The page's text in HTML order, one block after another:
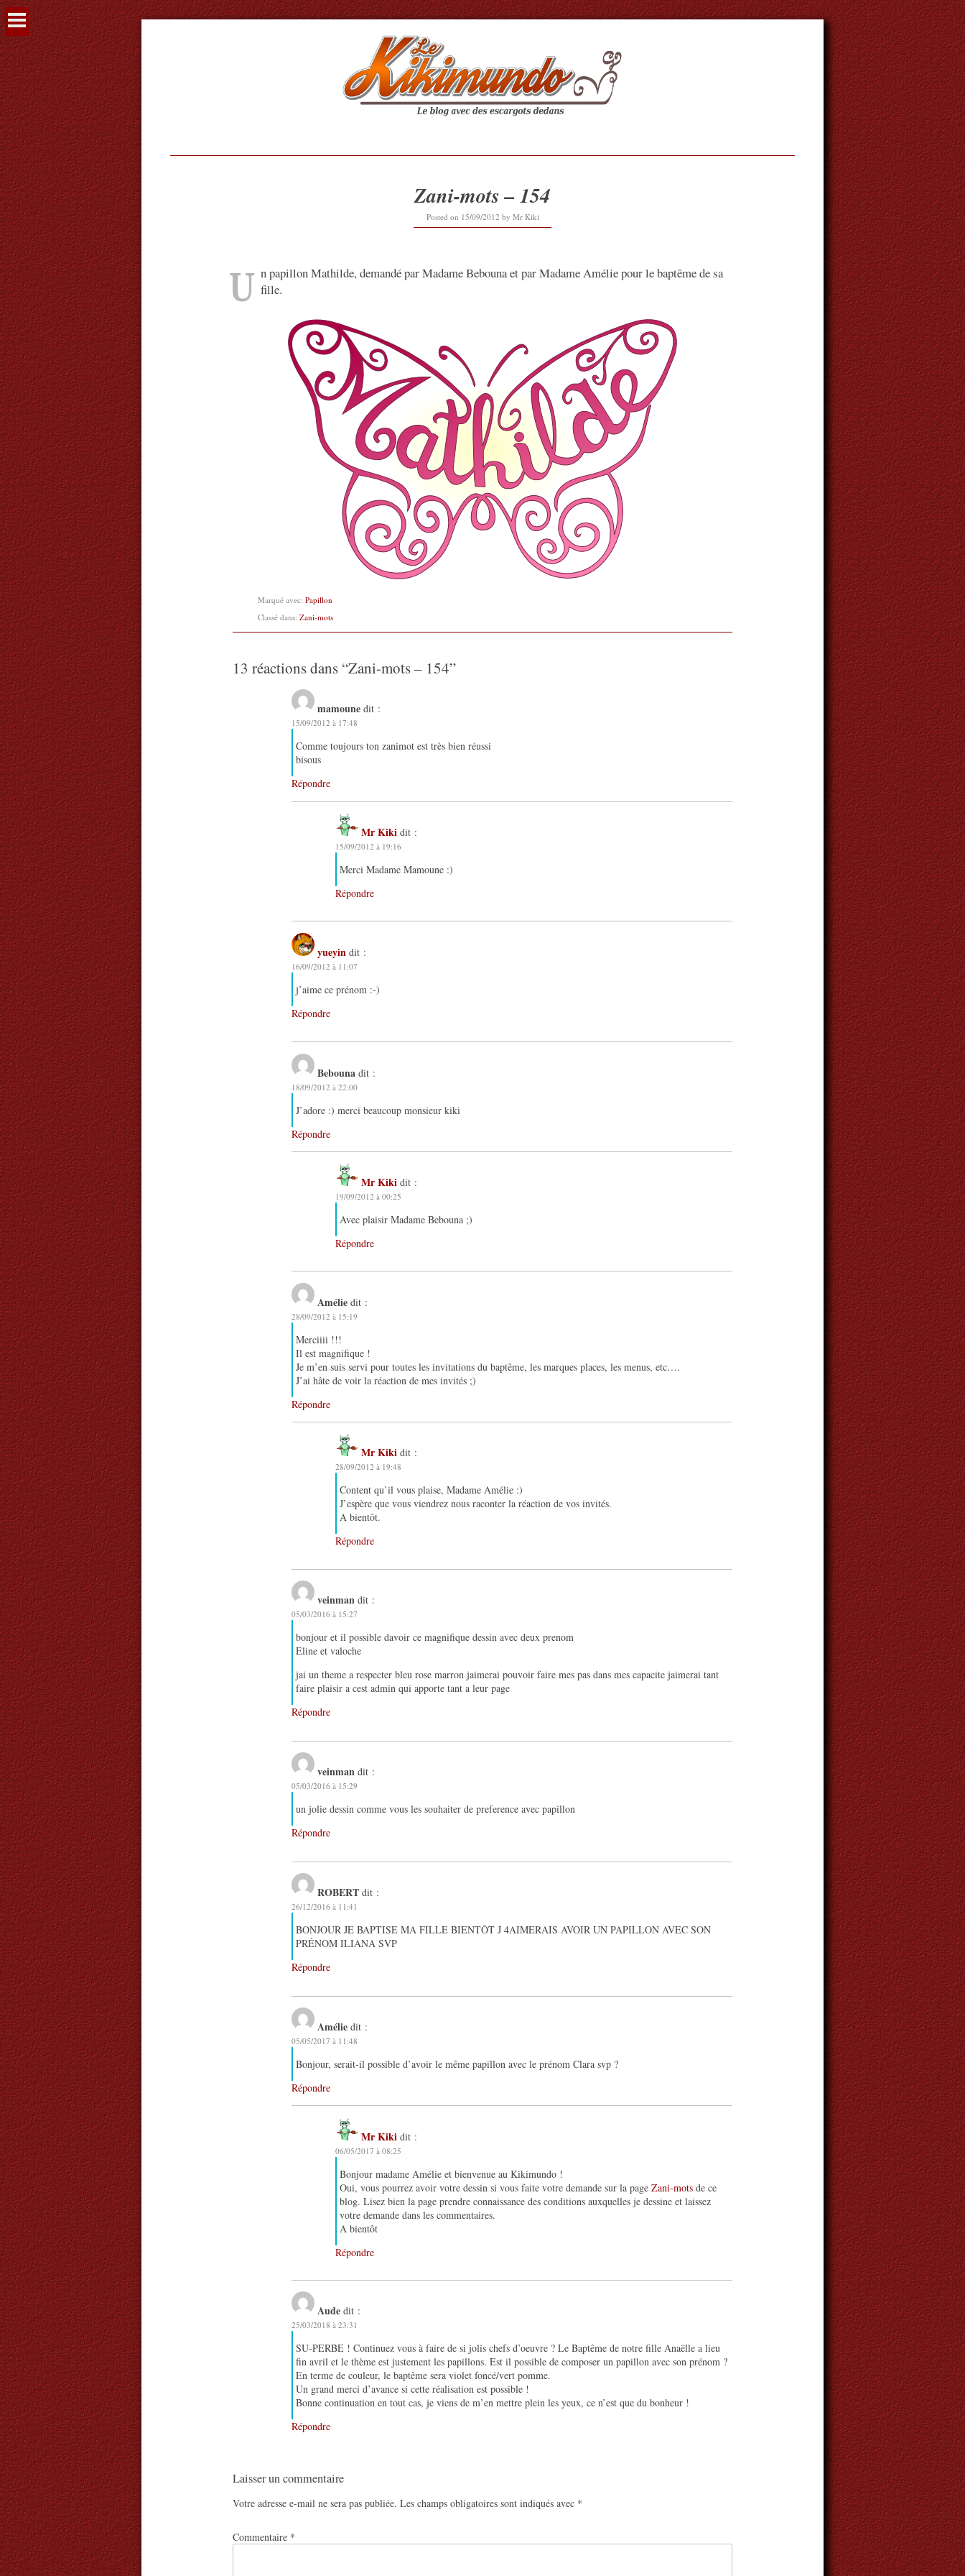
Voir
le
contenu
Zani-mots – 154
Posted on 15/09/201212/09/2019
by Mr Kiki
U n papillon Mathilde, demandé par Madame Bebouna et par Madame Amélie pour le baptême de sa
fille.
Marqué avec: Papillon
Classé dans: Zani-mots
13 réactions dans “Zani-mots – 154”
mamoune dit :
15/09/2012 à 17:48
Comme toujours ton zanimot est très bien réussi
bisous
Répondre
Mr Kiki dit :
15/09/2012 à 19:16
Merci Madame Mamoune :)
Répondre
yueyin dit :
16/09/2012 à 11:07
j’aime ce prénom :-)
Répondre
Bebouna dit :
18/09/2012 à 22:00
J’adore :) merci beaucoup monsieur kiki
Répondre
Mr Kiki dit :
19/09/2012 à 00:25
Avec plaisir Madame Bebouna ;)
Répondre
Amélie dit :
28/09/2012 à 15:19
Merciiii !!!
Il est magnifique !
Je m’en suis servi pour toutes les invitations du baptême, les marques places, les menus, etc….
J’ai hâte de voir la réaction de mes invités ;)
Répondre
Mr Kiki dit :
28/09/2012 à 19:48
Content qu’il vous plaise, Madame Amélie :)
J’espère que vous viendrez nous raconter la réaction de vos invités.
A bientôt.
Répondre
veinman dit :
05/03/2016 à 15:27
bonjour et il possible davoir ce magnifique dessin avec deux prenom
Eline et valoche
jai un theme a respecter bleu rose marron jaimerai pouvoir faire mes pas dans mes capacite jaimerai tant
faire plaisir a cest admin qui apporte tant a leur page
Répondre
veinman dit :
05/03/2016 à 15:29
un jolie dessin comme vous les souhaiter de preference avec papillon
Répondre
ROBERT dit :
26/12/2016 à 11:41
BONJOUR JE BAPTISE MA FILLE BIENTÔT J 4AIMERAIS AVOIR UN PAPILLON AVEC SON
PRÉNOM ILIANA SVP
Répondre
Amélie dit :
05/05/2017 à 11:48
Bonjour, serait-il possible d’avoir le même papillon avec le prénom Clara svp ?
Répondre
Mr Kiki dit :
06/05/2017 à 08:25
Bonjour madame Amélie et bienvenue au Kikimundo !
Oui, vous pourrez avoir votre dessin si vous faite votre demande sur la page Zani-mots de ce
blog. Lisez bien la page prendre connaissance des conditions auxquelles je dessine et laissez
votre demande dans les commentaires.
A bientôt
Répondre
Aude dit :
25/03/2018 à 23:31
SU-PERBE ! Continuez vous à faire de si jolis chefs d’oeuvre ? Le Baptême de notre fille Anaëlle a lieu
fin avril et le thème est justement les papillons. Est il possible de composer un papillon avec son prénom ?
En terme de couleur, le baptême sera violet foncé/vert pomme.
Un grand merci d’avance si cette réalisation est possible !
Bonne continuation en tout cas, je viens de m’en mettre plein les yeux, ce n’est que du bonheur !
Répondre
Laisser un commentaire
Votre adresse e-mail ne sera pas publiée. Les champs obligatoires sont indiqués avec *
Commentaire *